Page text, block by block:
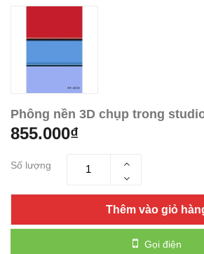
Phông nền 3D chụp trong
855.000₫
Số lượng
Thêm vào giỏ
Gọi điện